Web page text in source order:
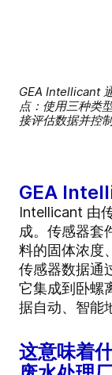
GEA Intellicant
点：使用三种类
接评估数据并控
GEA
Intellicant 由
成。传感器套
料的固体浓度
传感器数据通
它集成到卧螺
据自动、智能
这意味着